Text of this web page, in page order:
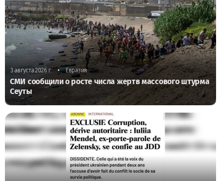
3 августа 2026 г. • Евразия
СМИ сообщили о росте числа жертв массового штурма
Сеуты